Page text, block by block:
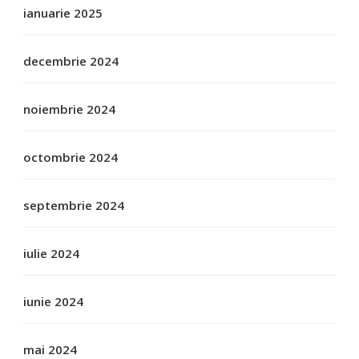
ianuarie 2025
decembrie 2024
noiembrie 2024
octombrie 2024
septembrie 2024
iulie 2024
iunie 2024
mai 2024